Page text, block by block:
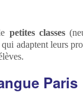
petites classes
qui adaptent leurs
Paris